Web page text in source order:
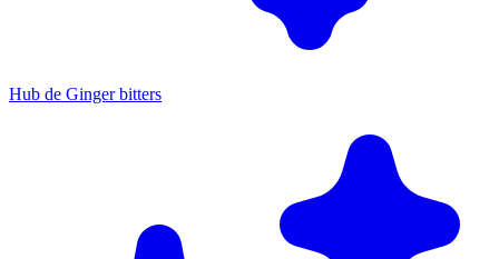
Hub de Ginger bitters